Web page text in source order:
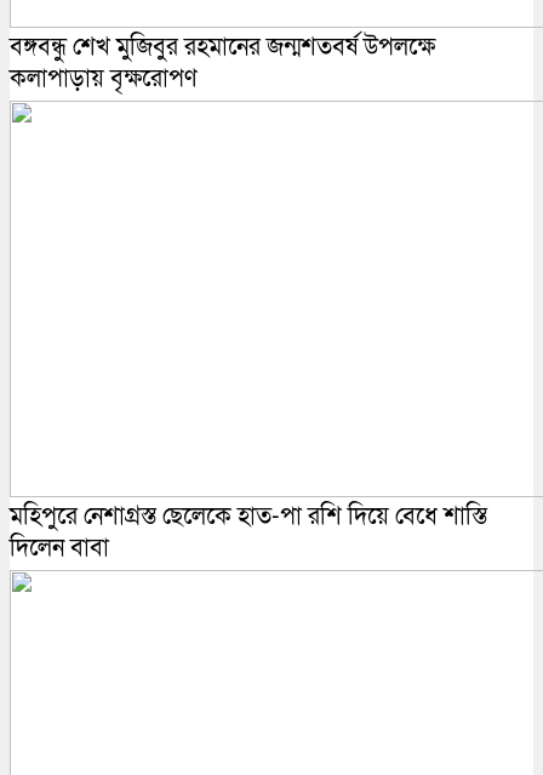
বঙ্গবন্ধু শেখ মুজিবুর রহমানের জন্মশতবর্ষ উপলক্ষে
কলাপাড়ায় বৃক্ষরোপণ
মহিপুরে নেশাগ্রস্ত ছেলেকে হাত-পা রশি দিয়ে বেধে শাস্তি
দিলেন বাবা